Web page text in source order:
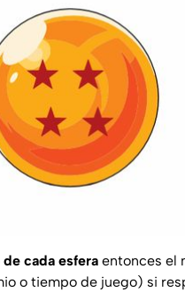
cada esfera entonces el
o tiempo de juego) si